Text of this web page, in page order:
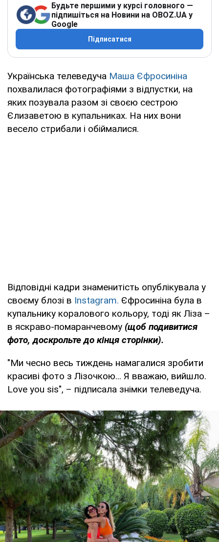
Будьте першими у курсі головного —
підпишіться на Новини на OBOZ.UA у
Google
Підписатися
Українська телеведуча Маша Єфросиніна
похвалилася фотографіями з відпустки, на
яких позувала разом зі своєю сестрою
Єлизаветою в купальниках. На них вони
весело стрибали і обіймалися.
Відповідні кадри знаменитість опублікувала у
своєму блозі в Instagram. Єфросиніна була в
купальнику коралового кольору, тоді як Ліза –
в яскраво-помаранчевому (щоб подивитися
фото, доскрольте до кінця сторінки).
"Ми чесно весь тиждень намагалися зробити
красиві фото з Лізочкою... Я вважаю, вийшло.
Love you sis", – підписала знімки телеведуча.